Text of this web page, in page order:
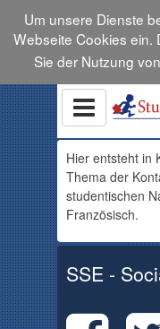
Um unsere Dienste
Webseite Cookies ein.
Sie der Nutzung von
Hier entsteht in
Thema der
studentischen
Französisch.
SSE -